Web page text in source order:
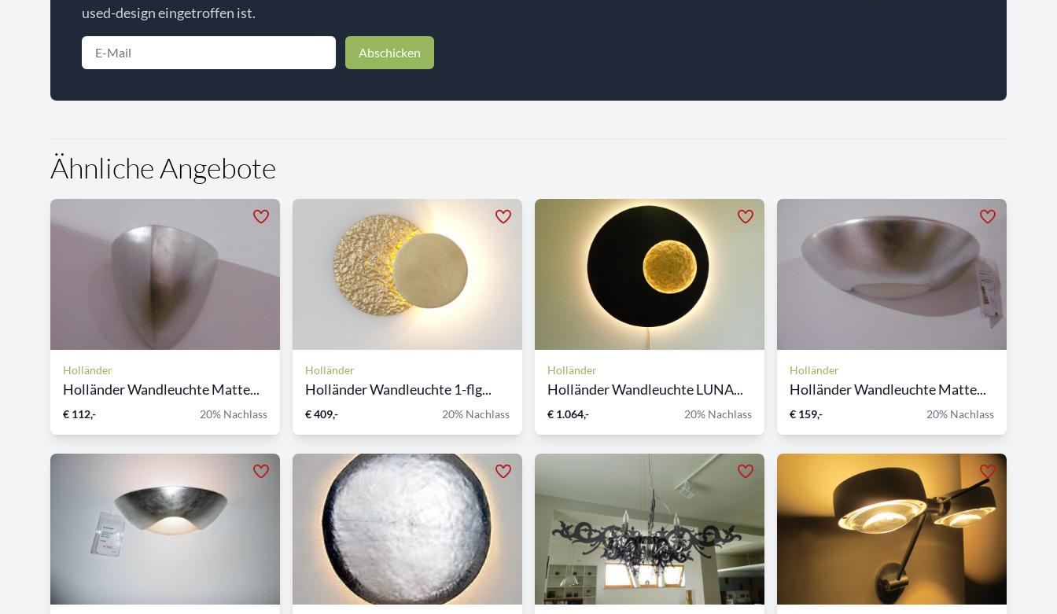
used-design eingetroffen ist.
Abschicken
Ähnliche Angebote
Holländer
Holländer Wandleuchte Matte...
€ 112,- 20% Nachlass
Holländer
Holländer Wandleuchte 1-flg...
€ 409,- 20% Nachlass
Holländer
Holländer Wandleuchte LUNA...
€ 1.064,- 20% Nachlass
Holländer
Holländer Wandleuchte Matte...
€ 159,- 20% Nachlass